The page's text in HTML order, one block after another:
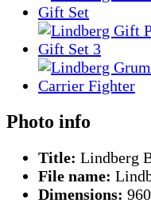
Photo info
Title: Lindberg
File name:
Dimensions: